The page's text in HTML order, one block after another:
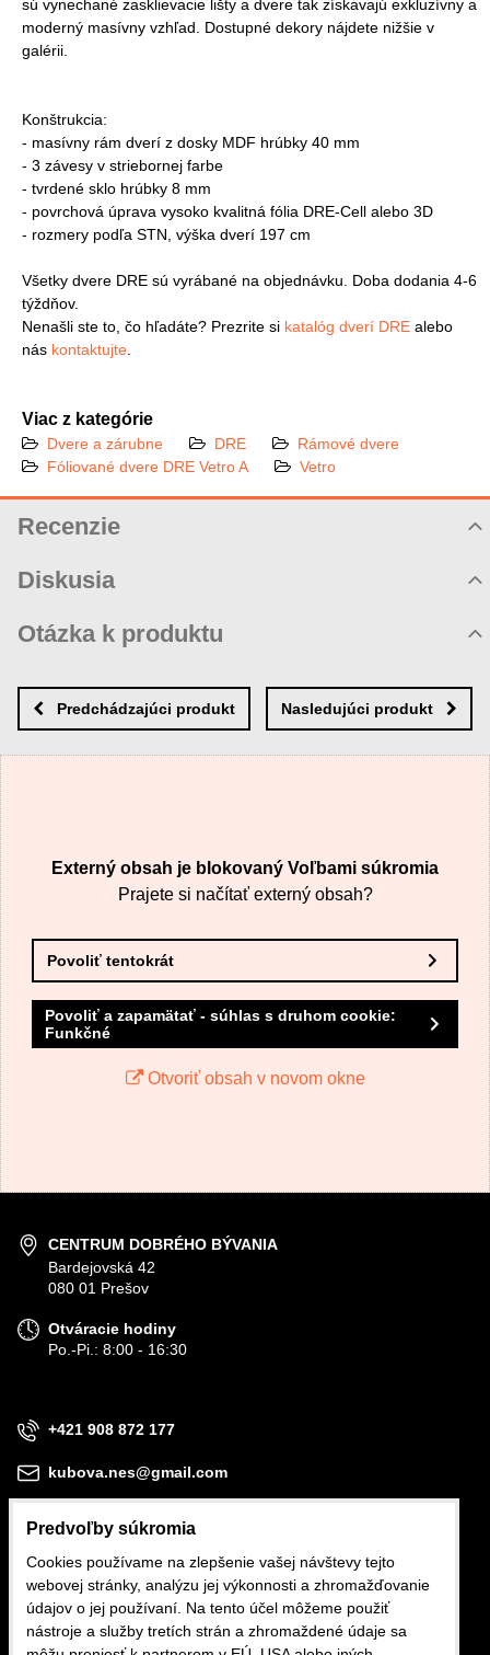
sú vynechané zasklievacie lišty a dvere tak získavajú exkluzívny a
moderný masívny vzhľad. Dostupné dekory nájdete nižšie v
galérii.
Konštrukcia:
- masívny rám dverí z dosky MDF hrúbky 40 mm
- 3 závesy v striebornej farbe
- tvrdené sklo hrúbky 8 mm
- povrchová úprava vysoko kvalitná fólia DRE-Cell alebo 3D
- rozmery podľa STN, výška dverí 197 cm
Všetky dvere DRE sú vyrábané na objednávku. Doba dodania 4-6
týždňov.
Nenašli ste to, čo hľadáte? Prezrite si katalóg dverí DRE alebo
nás kontaktujte
Viac z kategórie
Dvere a zárubne DRE
Rámové dvere
Fóliované dvere DRE Vetro A
Vetro
Recenzie
Diskusia
Zatiaľ nie sú žiadne komentáre! Buďte prvý!
Nový komentár
Otázka k produktu
MENO
VAŠA OTÁZKA K PRODUKTU
Odoslať
Predchádzajúci produkt Nasledujúci produkt
Externý obsah je blokovaný Voľbami súkromia
Prajete si načítať externý obsah?
Povoliť tentokrát
Povoliť a zapamätať - súhlas s druhom cookie:
Funkčné
Otvoriť obsah v novom okne
CENTRUM DOBRÉHO BÝVANIA
Bardejovská 42
080 01 Prešov
Otváracie hodiny
Po.-Pi.: 8:00 - 16:30
+421 908 872 177
kubova.nes@gmail.com
Obchodné podmienky
Reklamačné podmienky
Predvoľby súkromia
Cookies používame na zlepšenie vašej návštevy tejto
webovej stránky, analýzu jej výkonnosti a zhromažďovanie
údajov o jej používaní. Na tento účel môžeme použiť
nástroje a služby tretích strán a zhromaždené údaje sa